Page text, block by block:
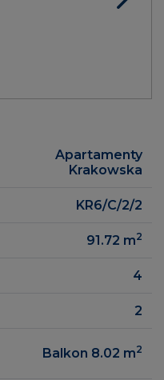
Apartamenty
Krakowska
KR6/C/2/2
91.72 m2
4
2
Balkon 8.02 m2